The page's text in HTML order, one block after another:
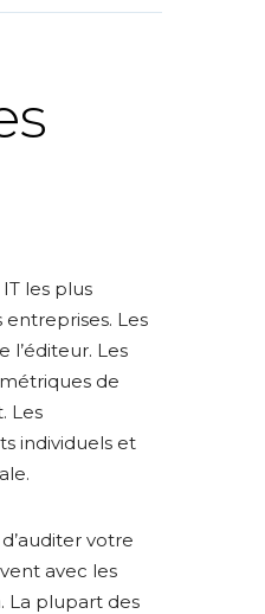
les plus
Les
l’éditeur. Les
de
Les
individuels et
votre
avec les
La plupart des